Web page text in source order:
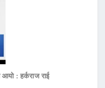
: हर्कराज राई